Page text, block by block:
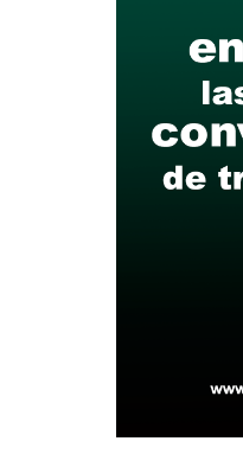
EN
Título
y habilitado para
Mínimo
Mínimo
De estos tres(03)
Acreditados